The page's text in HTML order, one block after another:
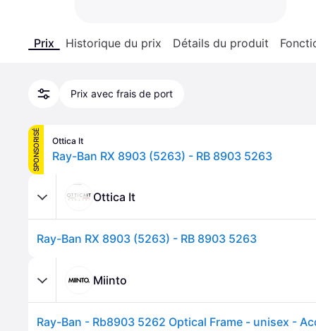
Prix Historique du prix Détails du produit
Prix avec frais de port
SPONSORISÉ Ottica It
Ray-Ban RX 8903 (5263) - RB 8903 5263
Ottica It
Ray-Ban RX 8903 (5263) - RB 8903 5263
Miinto